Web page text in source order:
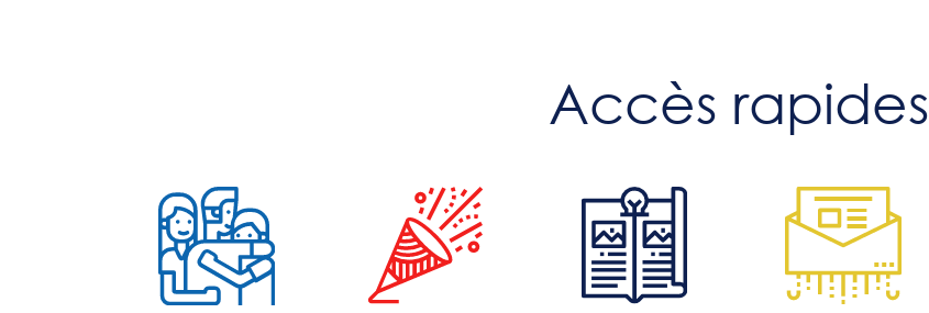
Accès rapides